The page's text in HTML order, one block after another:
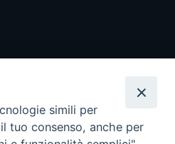
simili per
tuo consenso, anche per